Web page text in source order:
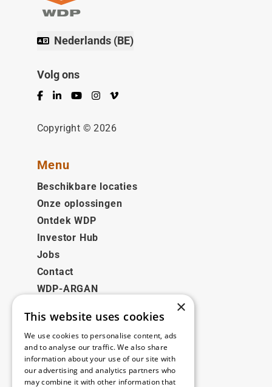
Nederlands (BE)
Volg ons
Facebook
LinkedInYouTubeInstagram
Vimeo
Copyright © 2026
Menu
Beschikbare locaties
Onze oplossingen
Ontdek WDP
Investor Hub
Jobs
Contact
WDP-ARGAN
Juridisch
Disclaimer
Privacybeleid
Cookie Policy
×
This website uses cookies
We use cookies to personalise content, ads
and to analyse our traffic. We also share
information about your use of our site with
our advertising and analytics partners who
may combine it with other information that